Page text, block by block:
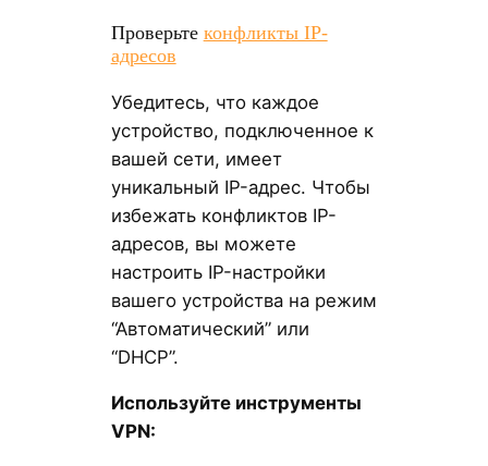
Проверьте конфликты IP-
адресов
Убедитесь, что каждое
устройство, подключенное к
вашей сети, имеет
уникальный IP-адрес. Чтобы
избежать конфликтов IP-
адресов, вы можете
настроить IP-настройки
вашего устройства на режим
“Автоматический” или
“DHCP”.
Используйте инструменты
VPN: